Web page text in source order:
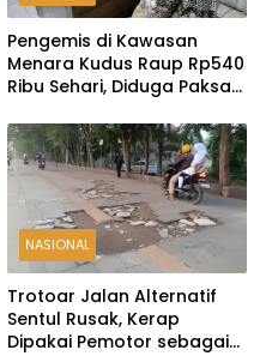
Pengemis di Kawasan
Menara Kudus Raup Rp540
Ribu Sehari, Diduga Paksa
NASIONAL
Trotoar Jalan Alternatif
Sentul Rusak, Kerap
Dipakai Pemotor sebagai